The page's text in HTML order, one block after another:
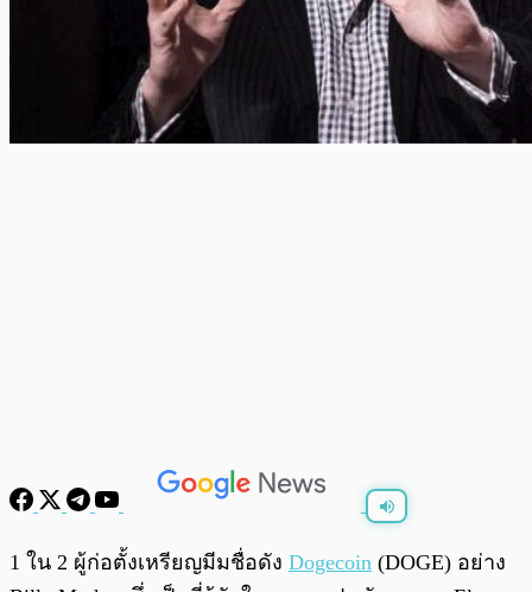
พร้อมเล่น
1 ใน 2 ผู้ก่อตั้งเหรียญมีมชื่อดัง Dogecoin (DOGE) อย่าง